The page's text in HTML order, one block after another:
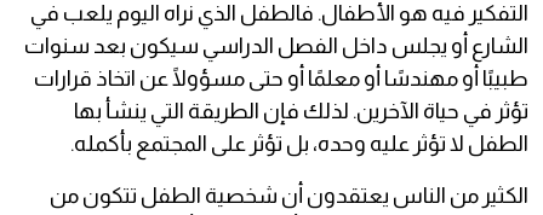
التفكير فيه هو الأطفال. فالطفل الذي نراه اليوم يلعب في
الشارع أو يجلس داخل الفصل الدراسي سيكون بعد سنوات
طبيبًا أو مهندسًا أو معلمًا أو حتى مسؤولًا عن اتخاذ قرارات
تؤثر في حياة الآخرين. لذلك فإن الطريقة التي ينشأ بها
الطفل لا تؤثر عليه وحده، بل تؤثر على المجتمع بأكمله.
الكثير من الناس يعتقدون أن شخصية الطفل تتكون من